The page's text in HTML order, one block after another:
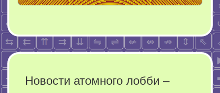
Новости атомного лобби –